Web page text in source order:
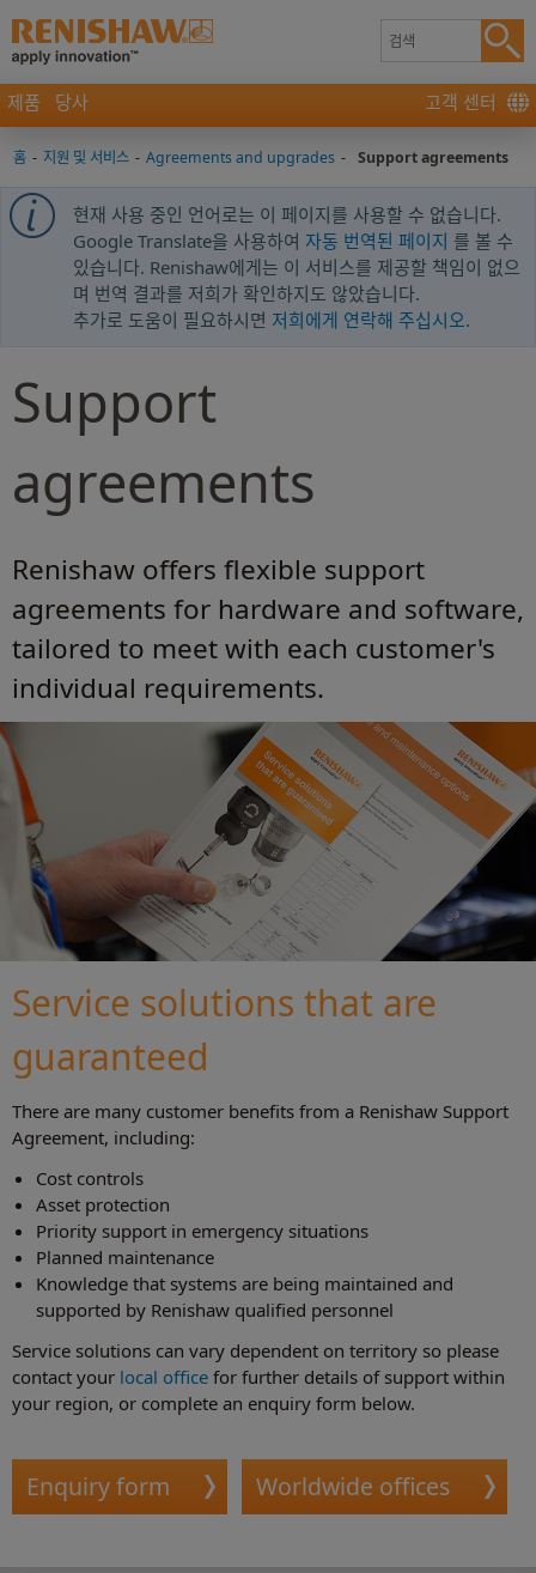
제품 당사 고객 센터
홈 - 지원 및 서비스 - Agreements and upgrades - Support agreements
현재 사용 중인 언어로는 이 페이지를 사용할 수 없습니다.
Google Translate을 사용하여 자동 번역된 페이지 를 볼 수
있습니다. Renishaw에게는 이 서비스를 제공할 책임이 없으
며 번역 결과를 저희가 확인하지도 않았습니다.
추가로 도움이 필요하시면 저희에게 연락해 주십시오.
Support
agreements
Renishaw offers flexible support
agreements for hardware and software,
tailored to meet with each customer's
individual requirements.
Service solutions that are
guaranteed
There are many customer benefits from a Renishaw Support
Agreement, including:
Cost controls
Asset protection
Priority support in emergency situations
Planned maintenance
Knowledge that systems are being maintained and
supported by Renishaw qualified personnel
Service solutions can vary dependent on territory so please
contact your local office for further details of support within
your region, or complete an enquiry form below.
Enquiry form Worldwide offices